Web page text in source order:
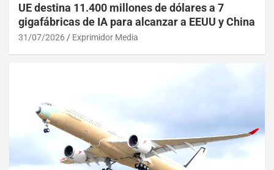
UE destina 11.400 millones de dólares a 7
gigafábricas de IA para alcanzar a EEUU y China
31/07/2026 Exprimidor Media